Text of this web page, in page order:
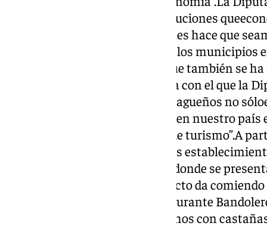
Turismo Andaluz, son las instituciones
“La unión entre administraciones hace que
respuesta mejor y más rápida a los municipios
subrayadoGemma del Corral, que también se
Málaga como “un buqueinsignia con el que la
promocionar los productos malagueños no
nuestra comunidad autónoma, en nuestro
fronteras a través de las ferias de turismo”.A
se inicia la ruta de la tapa por los
transforma en una cocina viva donde se
con castañas’. La cocina en directo da
Castaña’ y propietario del Restaurante
degustar ‘Dulces, manjares hechos con